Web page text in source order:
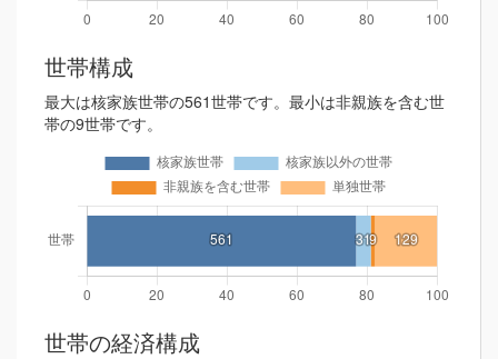
世帯構成
最大は核家族世帯の561世帯です。最小は非親族を含む世
帯の9世帯です。
世帯の経済構成